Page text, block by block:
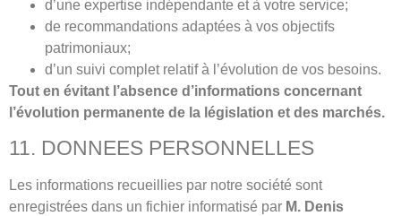
d’une expertise indépendante et à votre service;
de recommandations adaptées à vos objectifs
patrimoniaux;
d’un suivi complet relatif à l’évolution de vos besoins.
Tout en évitant l’absence d’informations concernant
l’évolution permanente de la législation et des marchés.
11. DONNEES PERSONNELLES
Les informations recueillies par notre société sont
enregistrées dans un fichier informatisé par M. Denis